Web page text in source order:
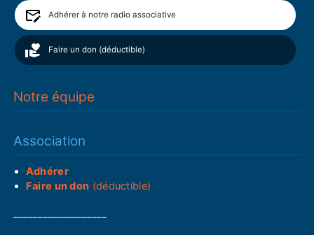
Adhérer à notre radio associative
Faire un don (déductible)
Notre équipe
Association
Adhérer
Faire un don (déductible)